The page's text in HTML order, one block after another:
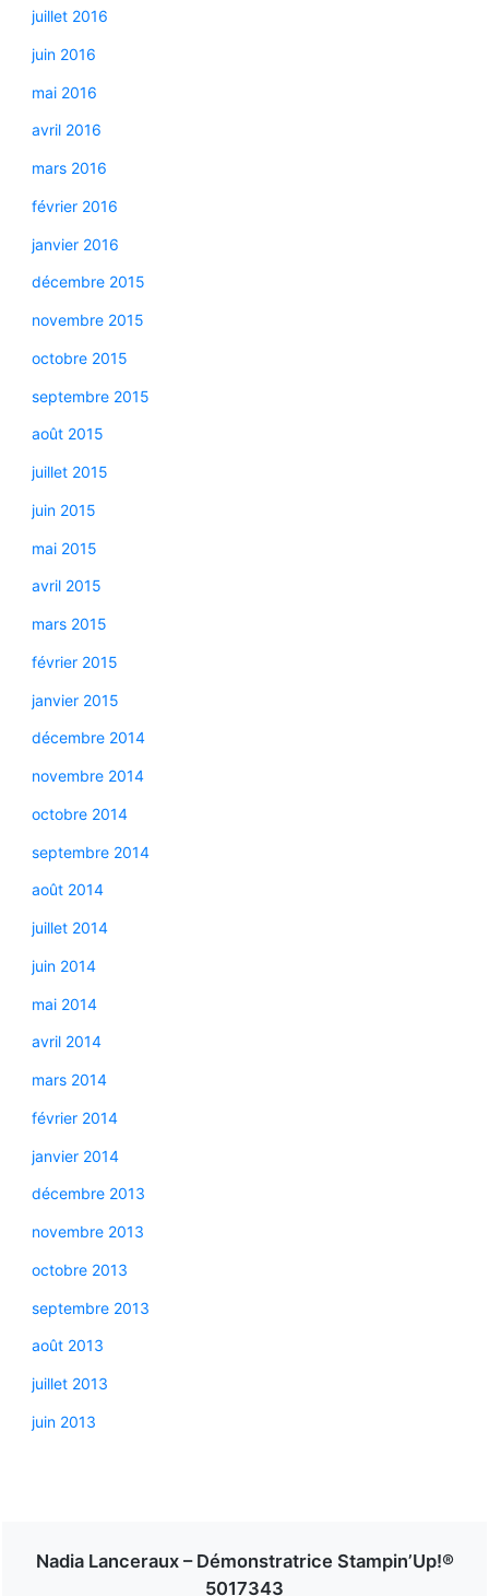
juillet 2016
juin 2016
mai 2016
avril 2016
mars 2016
février 2016
janvier 2016
décembre 2015
novembre 2015
octobre 2015
septembre 2015
août 2015
juillet 2015
juin 2015
mai 2015
avril 2015
mars 2015
février 2015
janvier 2015
décembre 2014
novembre 2014
octobre 2014
septembre 2014
août 2014
juillet 2014
juin 2014
mai 2014
avril 2014
mars 2014
février 2014
janvier 2014
décembre 2013
novembre 2013
octobre 2013
septembre 2013
août 2013
juillet 2013
juin 2013
Nadia Lanceraux – Démonstratrice Stampin’Up!®
5017343